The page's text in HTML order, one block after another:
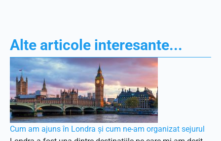
Alte articole interesante...
Cum am ajuns în Londra și cum ne-am organizat sejurul